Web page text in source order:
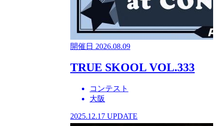
開催日 2026.08.09
TRUE SKOOL VOL.333
コンテスト
大阪
2025.12.17 UPDATE